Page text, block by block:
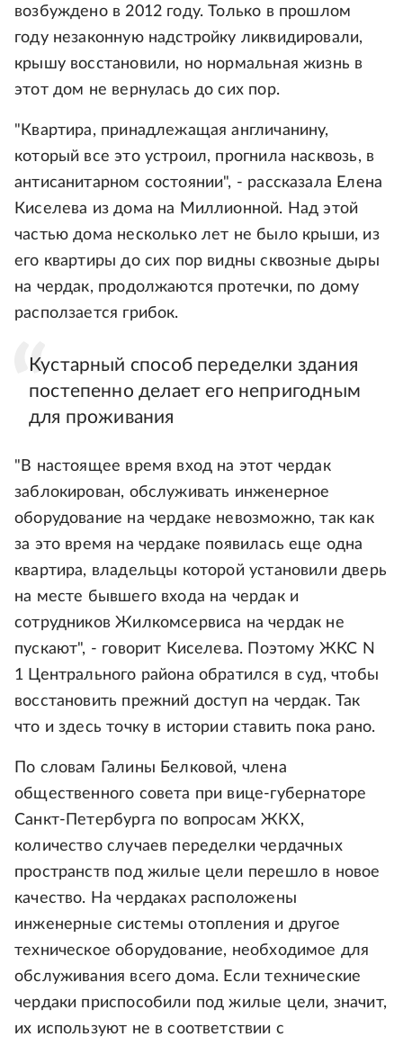
возбуждено в 2012 году. Только в прошлом
году незаконную надстройку ликвидировали,
крышу восстановили, но нормальная жизнь в
этот дом не вернулась до сих пор.
"Квартира, принадлежащая англичанину,
который все это устроил, прогнила насквозь, в
антисанитарном состоянии", - рассказала Елена
Киселева из дома на Миллионной. Над этой
частью дома несколько лет не было крыши, из
его квартиры до сих пор видны сквозные дыры
на чердак, продолжаются протечки, по дому
расползается грибок.
Кустарный способ переделки здания
постепенно делает его непригодным
для проживания
"В настоящее время вход на этот чердак
заблокирован, обслуживать инженерное
оборудование на чердаке невозможно, так как
за это время на чердаке появилась еще одна
квартира, владельцы которой установили дверь
на месте бывшего входа на чердак и
сотрудников Жилкомсервиса на чердак не
пускают", - говорит Киселева. Поэтому ЖКС N
1 Центрального района обратился в суд, чтобы
восстановить прежний доступ на чердак. Так
что и здесь точку в истории ставить пока рано.
По словам Галины Белковой, члена
общественного совета при вице-губернаторе
Санкт-Петербурга по вопросам ЖКХ,
количество случаев переделки чердачных
пространств под жилые цели перешло в новое
качество. На чердаках расположены
инженерные системы отопления и другое
техническое оборудование, необходимое для
обслуживания всего дома. Если технические
чердаки приспособили под жилые цели, значит,
их используют не в соответствии с